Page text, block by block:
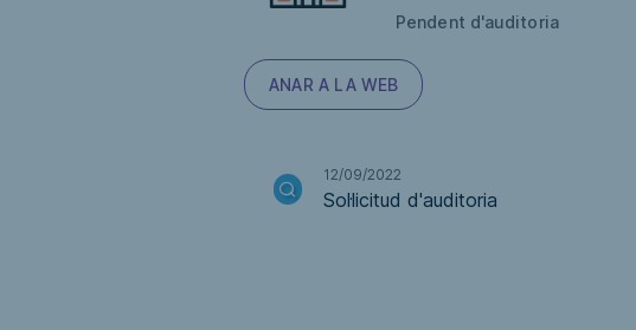
Pendent d'auditoria
ANAR A LA WEB
12/09/2022
Sol·licitud d'auditoria